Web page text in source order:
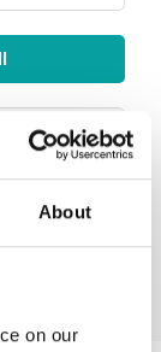
About
on our